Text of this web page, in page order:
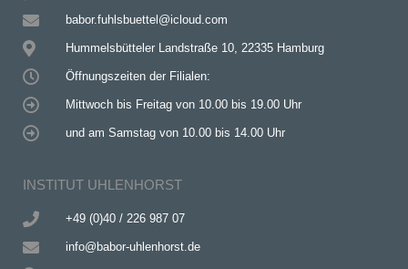
babor.fuhlsbuettel@icloud.com
Hummelsbütteler Landstraße 10, 22335 Hamburg
Öffnungszeiten der Filialen:
Mittwoch bis Freitag von 10.00 bis 19.00 Uhr
und am Samstag von 10.00 bis 14.00 Uhr
INSTITUT UHLENHORST
+49 (0)40 / 226 987 07
info@babor-uhlenhorst.de